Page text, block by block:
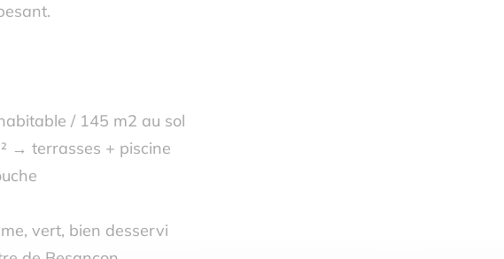
/ 145 m2 au sol
→ terrasses + piscine
vert, bien desservi